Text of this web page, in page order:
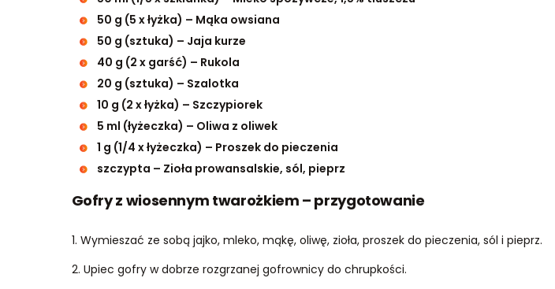
50 g (5 x łyżka) – Mąka owsiana
50 g (sztuka) – Jaja kurze
40 g (2 x garść) – Rukola
20 g (sztuka) – Szalotka
10 g (2 x łyżka) – Szczypiorek
5 ml (łyżeczka) – Oliwa z oliwek
1 g (1/4 x łyżeczka) – Proszek do pieczenia
szczypta – Zioła prowansalskie, sól, pieprz
Gofry z wiosennym twarożkiem – przygotowanie
1. Wymieszać ze sobą jajko, mleko, mąkę, oliwę, zioła, proszek do pieczenia, sól i pieprz.
2. Upiec gofry w dobrze rozgrzanej gofrownicy do chrupkości.